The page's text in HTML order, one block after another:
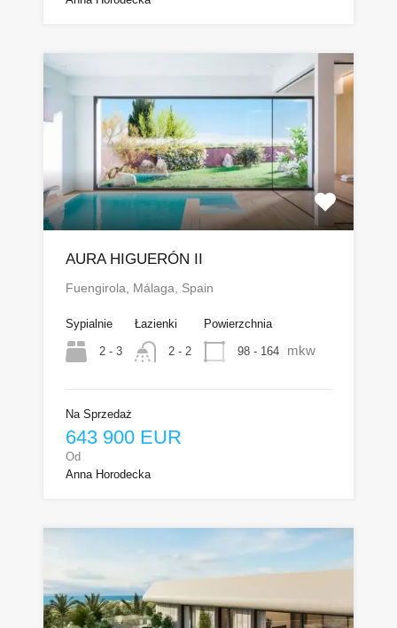
AURA HIGUERÓN II
Fuengirola, Málaga, Spain
Sypialnie
2 - 3
Łazienki
2 - 2
Powierzchnia
98 - 164 mkw
Na Sprzedaż
643 900 EUR
Od
Anna Horodecka